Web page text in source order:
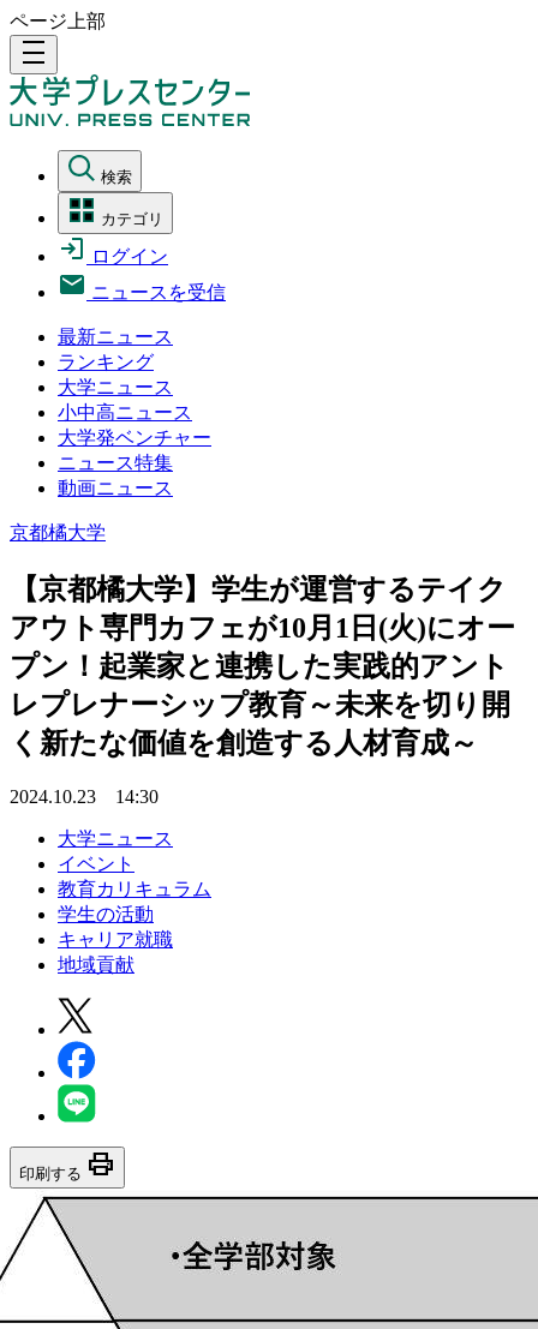
ページ上部
density_medium
検索
カテゴリ
ログイン
ニュースを受信
最新ニュース
ランキング
大学ニュース
小中高ニュース
大学発ベンチャー
ニュース特集
動画ニュース
京都橘大学
【京都橘大学】学生が運営するテイク
アウト専門カフェが10月1日(火)にオー
プン！起業家と連携した実践的アント
レプレナーシップ教育～未来を切り開
く新たな価値を創造する人材育成～
2024.10.23 14:30
大学ニュース
イベント
教育カリキュラム
学生の活動
キャリア就職
地域貢献
印刷する print